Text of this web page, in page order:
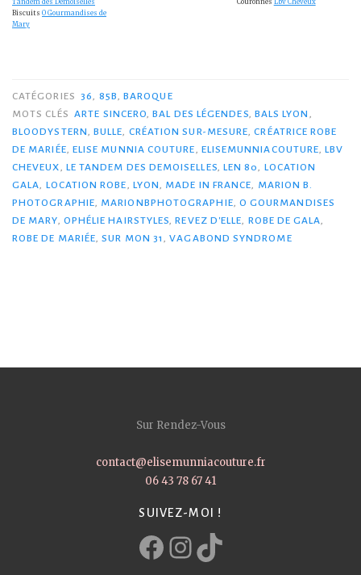
Tandem des Demoiselles
Biscuits O Gourmandises de
Mary
Couronnes Lbv Cheveux
CATÉGORIES 36 85B ,BAROQUE
MOTS CLÉS ARTE SINCERO ,BAL DES LÉGENDES BALS LYON
BLOODYSTERN
,BULLE CRÉATION SUR-MESURE ,CRÉATRICE ROBE
DE MARIÉE ELISE MUNNIA COUTURE ELISEMUNNIACOUTURE ,LBV
CHEVEUX
LE TANDEM DES DEMOISELLES LEN 80
LOCATION
GALA
LOCATION ROBE LYON MADE IN FRANCE
MARION B.
PHOTOGRAPHIE
MARIONBPHOTOGRAPHIE O GOURMANDISES
DE MARY OPHÉLIE HAIRSTYLES ,REVEZ D'ELLE ROBE DE GALA
ROBE DE MARIÉE ,SUR MON 31 ,VAGABOND SYNDROME
Sur Rendez-Vous
contact@elisemunniacouture.fr
06 43 78 67 41
SUIVEZ-MOI !
Facebook InstagramTikTok